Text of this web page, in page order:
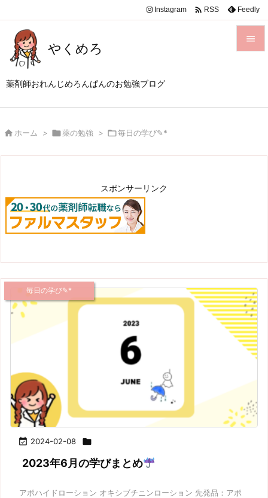
やくめろ
薬剤師おれんじめろんぱんのお勉強ブログ

サイド

Instagram  RSS Feedly
 ホーム > 薬の勉強 > 毎日の学び✎*
スポンサーリンク
 2024-02-08 
毎日の学び✎*
2023年6月の学びまとめ
アポハイドローション オキシブチニンローション 先発品：アポ